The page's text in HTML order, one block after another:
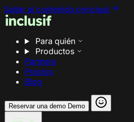
Saltar al contenido principal
Para quién
Productos
Partners
Precios
Blog
Reservar una demo Demo